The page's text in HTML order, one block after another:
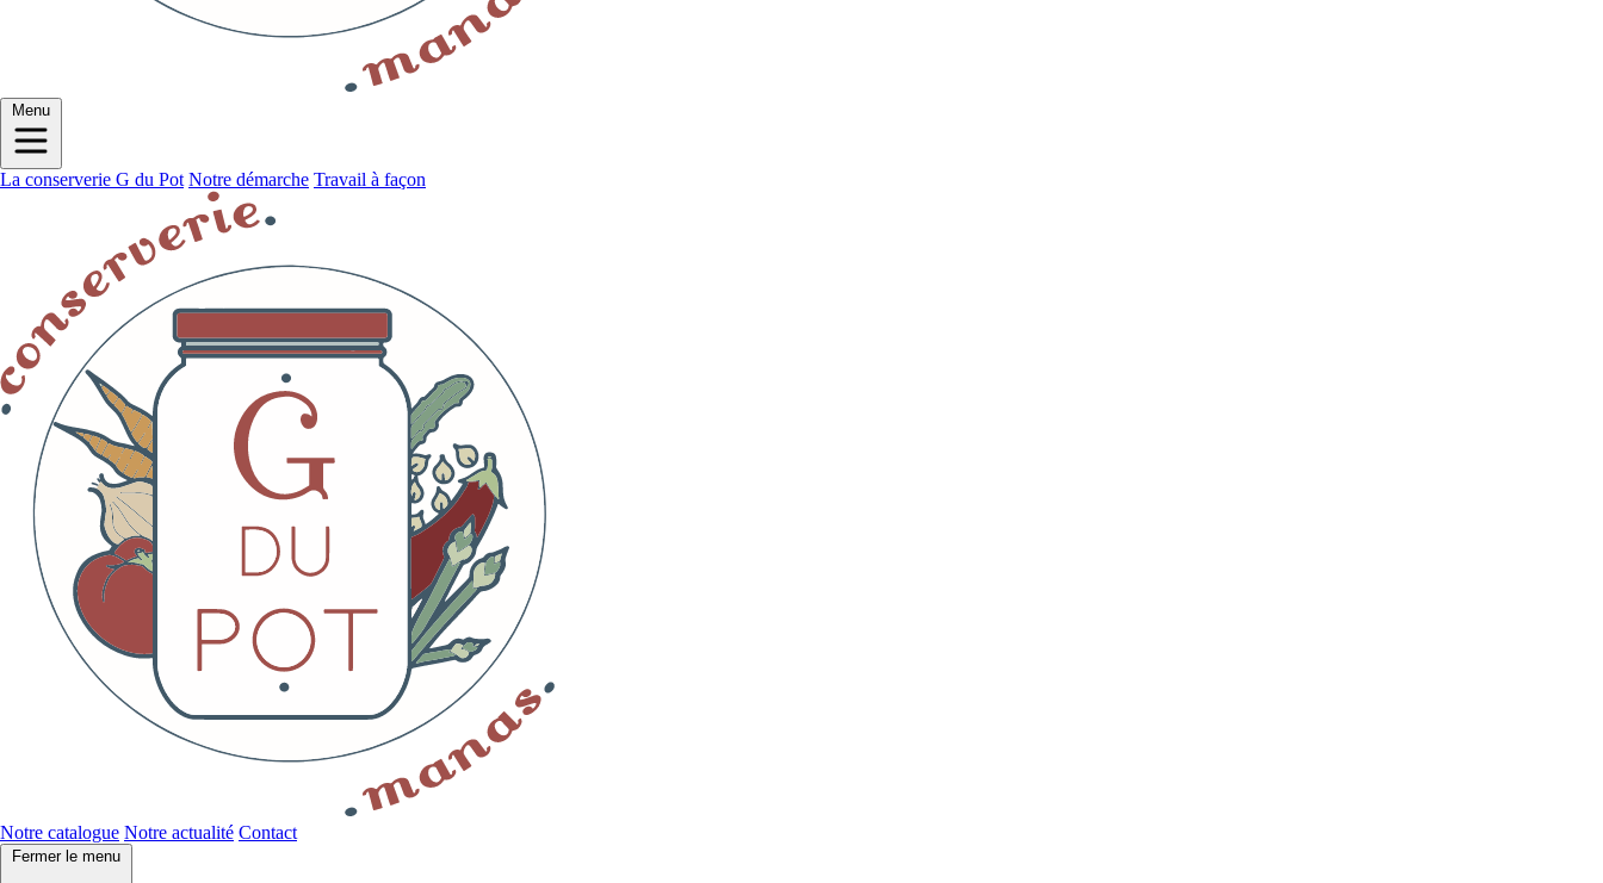
Menu
La conserverie G du Pot Notre démarche Travail à façon
Notre catalogue Notre actualité Contact
Fermer le menu